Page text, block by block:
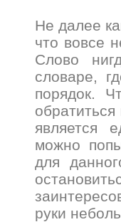
Не далее
что вовсе
Слово
словаре,
порядок.
является
можно
для
руки